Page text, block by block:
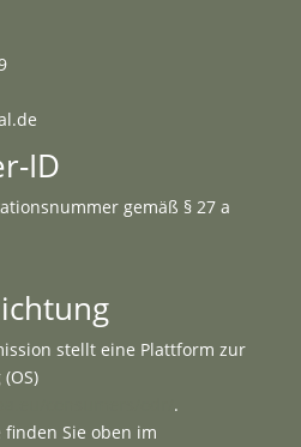
ID
gemäß § 27 a
stellt eine Plattform zur
.
finden Sie oben im